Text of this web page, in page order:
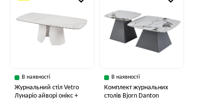
В наявності
Журнальний стіл Vetro
Лунаріо айворі онікс +
В наявності
Комплект журнальних
столів Bjorn Danton